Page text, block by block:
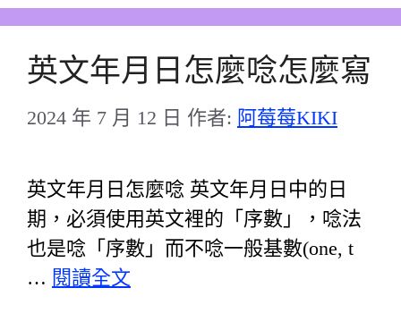
英文年月日怎麼唸怎麼寫
2024 年 7 月 12 日 作者: 阿莓莓KIKI
英文年月日怎麼唸 英文年月日中的日
期，必須使用英文裡的「序數」，唸法
也是唸「序數」而不唸一般基數(one, t
… 閱讀全文